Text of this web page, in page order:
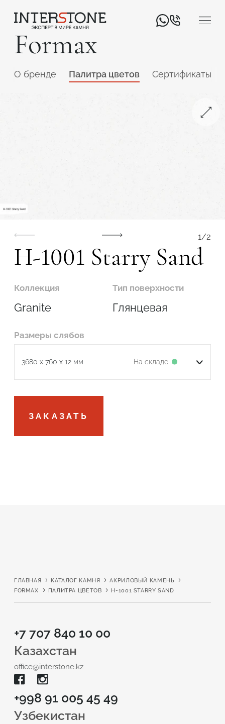
Formax
O бренде Палитра цветов Сертификаты
1/2
H-1001 Starry Sand
Коллекция
Granite
Тип поверхности
Глянцевая
Размеры слябов
3680 x 760 x 12 мм На складе
ЗАКАЗАТЬ
ГЛАВНАЯ КАТАЛОГ КАМНЯ
АКРИЛОВЫЙ КАМЕНЬ
FORMAX
ПАЛИТРА ЦВЕТОВ H-1001 STARRY SAND
+7 707 840 10 00
Казахстан
office@interstone.kz
+998 91 005 45 49
Узбекистан
Подтвердите, что вы не робот
Подтвердите, что вы не робот